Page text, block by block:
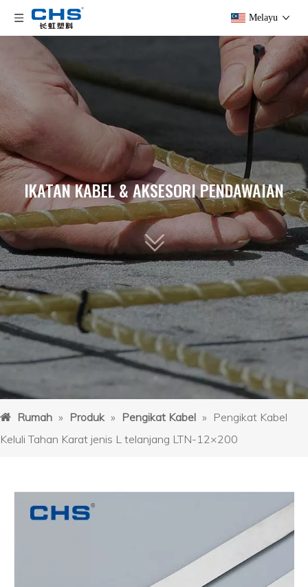
Melayu
IKATAN KABEL & AKSESORI PENDAWAIAN
Rumah » Produk » Pengikat Kabel » Pengikat Kabel
Keluli Tahan Karat jenis L telanjang LTN-12×200